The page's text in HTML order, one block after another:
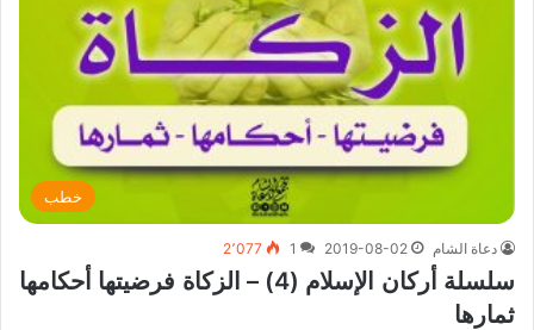
خطب
دعاة الشام 2019-08-02
1 2٬077
سلسلة أركان الإسلام (4) – الزكاة فرضيتها أحكامها
ثمارها